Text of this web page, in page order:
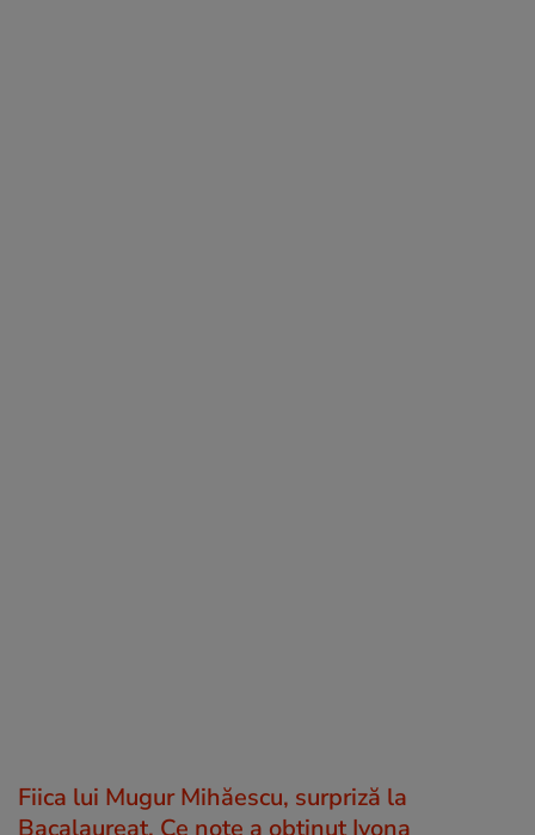
Fiica lui Mugur Mihăescu, surpriză la
Bacalaureat. Ce note a obținut Ivona